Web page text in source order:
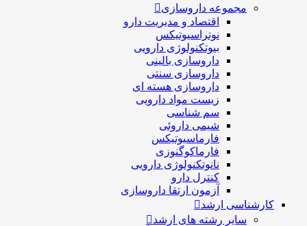
مجموعه داروسازی
اقتصاد و مديريت دارو
نوتراسیوتیکس
بيوتكنولوژی دارویی
داروسازی بالينی
داروسازی سنتی
داروسازی هسته ای
زیست مواد دارویی
سم شناسی
شيمی داروئی
فارماسيوتيكس
فارماكوگنوزی
نانوتکنولوژی دارویی
كنترل دارو
آزمون ارتقا داروسازی
کارشناسی ارشد
سایر رشته های ارشد